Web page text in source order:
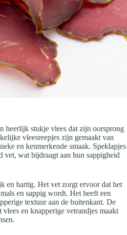
heerlijk stukje vlees dat zijn oorsprong
vleesreepjes zijn gemaakt van
en kenmerkende smaak. Speklapjes
vet, wat bijdraagt aan hun sappigheid
en hartig. Het vet zorgt ervoor dat het
en sappig wordt. Het heeft een
textuur aan de buitenkant. De
en knapperige vetrandjes maakt